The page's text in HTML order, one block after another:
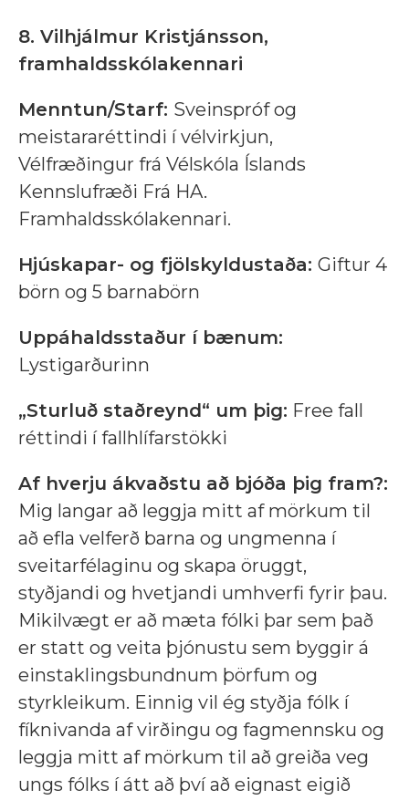
8. Vilhjálmur Kristjánsson,
framhaldsskólakennari
Menntun/Starf: Sveinspróf og
meistararéttindi í vélvirkjun,
Vélfræðingur frá Vélskóla Íslands
Kennslufræði Frá HA.
Framhaldsskólakennari.
Hjúskapar- og fjölskyldustaða: Giftur 4
börn og 5 barnabörn
Uppáhaldsstaður í bænum:
Lystigarðurinn
„Sturluð staðreynd“ um þig: Free fall
réttindi í fallhlífarstökki
Af hverju ákvaðstu að bjóða þig fram?:
Mig langar að leggja mitt af mörkum til
að efla velferð barna og ungmenna í
sveitarfélaginu og skapa öruggt,
styðjandi og hvetjandi umhverfi fyrir þau.
Mikilvægt er að mæta fólki þar sem það
er statt og veita þjónustu sem byggir á
einstaklingsbundnum þörfum og
styrkleikum. Einnig vil ég styðja fólk í
fíknivanda af virðingu og fagmennsku og
leggja mitt af mörkum til að greiða veg
ungs fólks í átt að því að eignast eigið